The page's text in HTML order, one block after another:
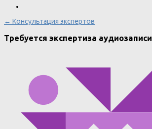
← Консультация экспертов
Требуется экспертиза аудиозаписи